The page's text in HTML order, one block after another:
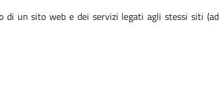
un sito web e dei servizi legati agli stessi siti